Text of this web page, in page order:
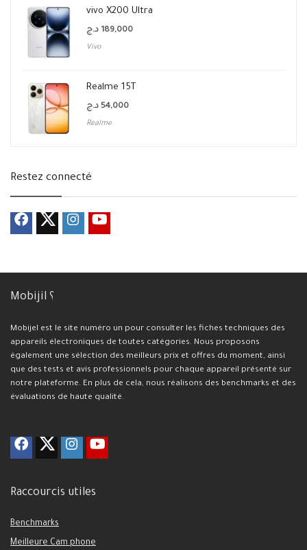
vivo X200 Ultra
189,000 د.ج
Vivo
Realme 15T
54,000 د.ج
Realme
Restez connecté
Mobijil ؟
Mobijel est le site numéro un pour consulter les fiches techniques des
appareils électroniques de toutes catégories. Nous proposons
également une sélection des meilleurs prix et offres du moment, ainsi
que des tests et avis professionnels pour chaque appareil présenté sur
notre plateforme. En plus de cela, nous réalisons des benchmarks et des
évaluations de haute qualité.
Raccourcis utiles
Benchmarks
Meilleure Cam phone